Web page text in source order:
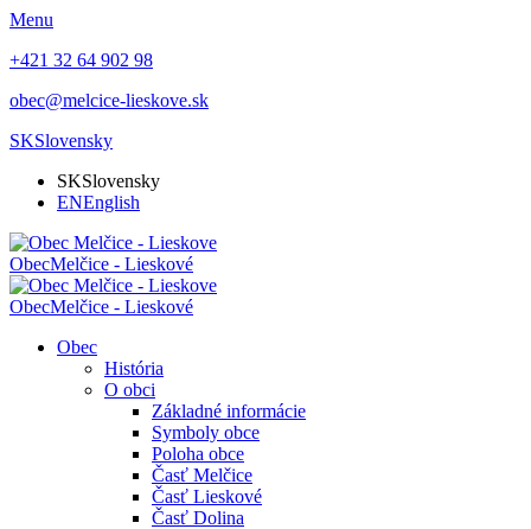
Menu
+421 32 64 902 98
obec@melcice-lieskove.sk
SKSlovensky
SKSlovensky
ENEnglish
ObecMelčice - Lieskové
ObecMelčice - Lieskové
Obec
História
O obci
Základné informácie
Symboly obce
Poloha obce
Časť Melčice
Časť Lieskové
Časť Dolina